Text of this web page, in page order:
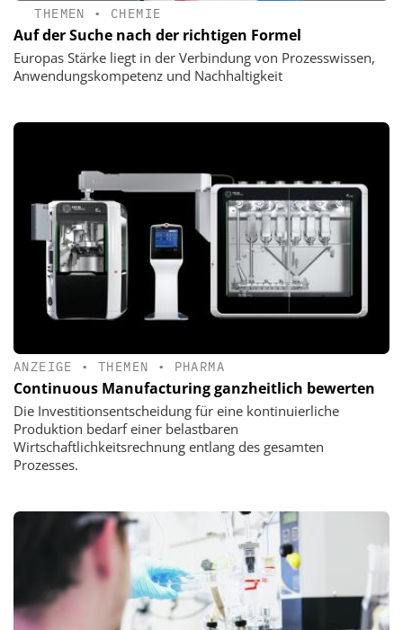
THEMEN • CHEMIE
Auf der Suche nach der richtigen Formel
Europas Stärke liegt in der Verbindung von Prozesswissen,
Anwendungskompetenz und Nachhaltigkeit
ANZEIGE •THEMEN • PHARMA
Continuous Manufacturing ganzheitlich bewerten
Die Investitionsentscheidung für eine kontinuierliche
Produktion bedarf einer belastbaren
Wirtschaftlichkeitsrechnung entlang des gesamten
Prozesses.